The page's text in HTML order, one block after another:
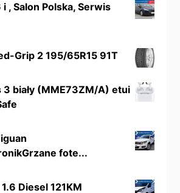
i , Salon Polska, Serwis
Grip 2 195/65R15 91T
3 biały (MME73ZM/A) etui
fote...
Diesel 121KM